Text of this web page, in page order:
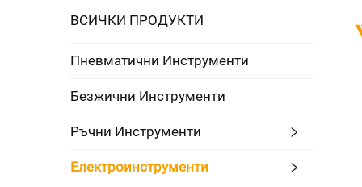
ВСИЧКИ ПРОДУКТИ
Пневматични Инструменти
Безжични Инструменти
Ръчни Инструменти
Електроинструменти